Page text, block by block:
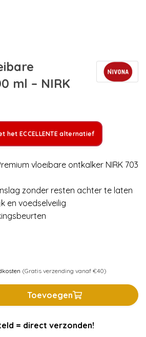
ml – NIRK
het ECCELLENTE alternatief
vloeibare ontkalker NIRK 703
zonder resten achter te laten
en voedselveilig
(Gratis verzending vanaf €40)
Toevoegen
= direct verzonden!